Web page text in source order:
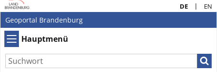
DE EN
Geoportal Brandenburg
Hauptmenü
Hauptmenü